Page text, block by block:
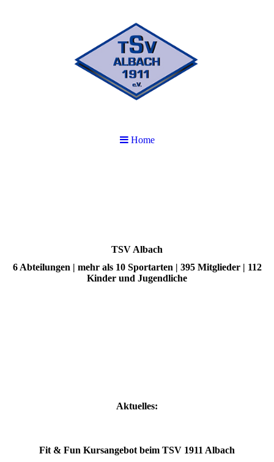
Home
TSV Albach
6 Abteilungen | mehr als 10 Sportarten | 395 Mitglieder | 112
Kinder und Jugendliche
Aktuelles:
Fit & Fun Kursangebot beim TSV 1911 Albach